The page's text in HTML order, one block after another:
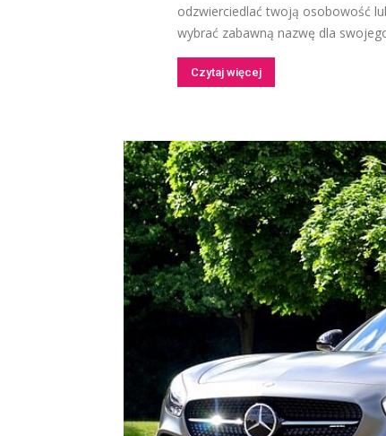
odzwierciedlać twoją osobowość
wybrać zabawną nazwę dla
Czytaj więcej